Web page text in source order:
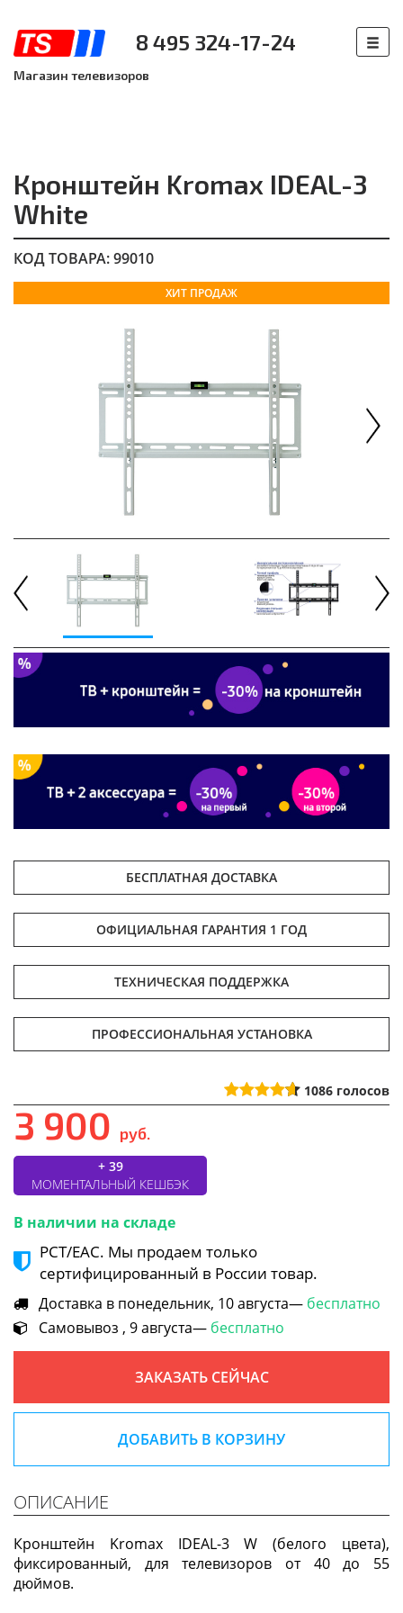
8 495 324-17-24
Магазин телевизоров
Кронштейн Kromax IDEAL-3
White
КОД ТОВАРА: 99010
ХИТ ПРОДАЖ
БЕСПЛАТНАЯ ДОСТАВКА
ОФИЦИАЛЬНАЯ ГАРАНТИЯ 1 ГОД
ТЕХНИЧЕСКАЯ ПОДДЕРЖКА
ПРОФЕССИОНАЛЬНАЯ УСТАНОВКА
1086 голосов
3 900 руб.
+ 39
МОМЕНТАЛЬНЫЙ КЕШБЭК
В наличии на складе
РСТ/ЕАС. Мы продаем только
сертифицированный в России товар.
Доставка в понедельник, 10 августа— бесплатно
Самовывоз , 9 августа— бесплатно
ЗАКАЗАТЬ СЕЙЧАС
ДОБАВИТЬ В КОРЗИНУ
ОПИСАНИЕ
Кронштейн Kromax IDEAL-3 W (белого цвета),
фиксированный, для телевизоров от 40 до 55
дюймов.